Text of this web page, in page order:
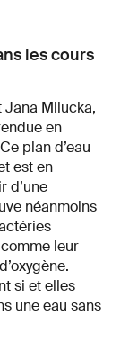
les cours
Jana Milucka,
en
plan d’eau
est en
d’une
néanmoins
leur
si et elles
une eau sans